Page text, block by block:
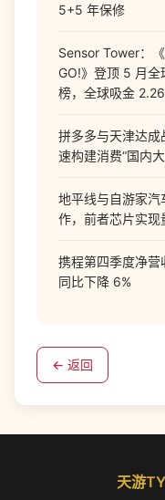
5+5 年保修
Sensor Tower：
GO!》登顶 5 月全
榜，全球吸金
拼多多与天津达成
速构建消费“国内
地平线与自游家汽
作，前者芯片实现
携程第四季度净营
同比下降 6%
← 返回
天游